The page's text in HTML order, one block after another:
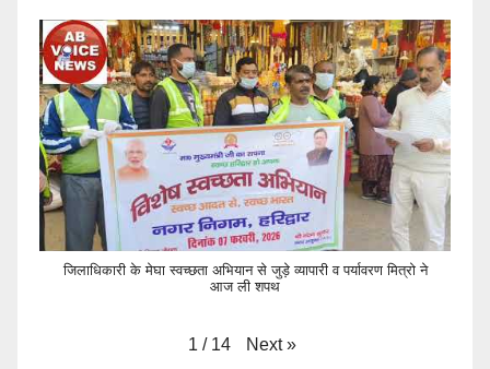
जिलाधिकारी के मेघा स्वच्छता अभियान से जुड़े व्यापारी व पर्यावरण मित्रो ने
आज ली शपथ
1 / 14 Next »